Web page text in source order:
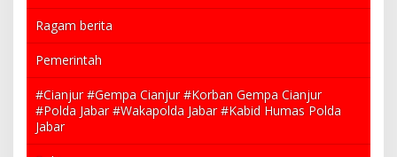
Ragam berita
Pemerintah
#Cianjur #Gempa Cianjur #Korban Gempa Cianjur
#Polda Jabar #Wakapolda Jabar #Kabid Humas Polda
Jabar